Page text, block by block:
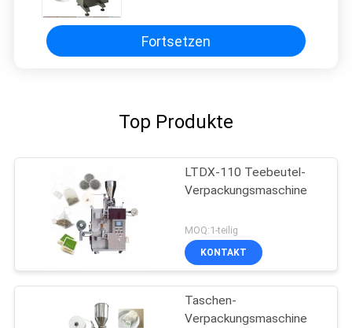
Fortsetzen
Top Produkte
LTDX-110 Teebeutel-
Verpackungsmaschine
MOQ:1-teilig
KONTAKT
Taschen-
Verpackungsmaschine